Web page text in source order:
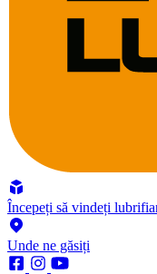
Începeți să vindeți
Unde ne găsiți